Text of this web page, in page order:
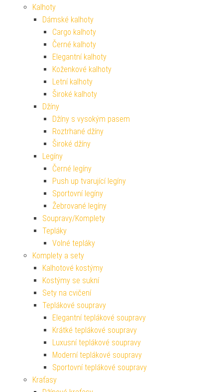
Kalhoty
Dámské kalhoty
Cargo kalhoty
Černé kalhoty
Elegantní kalhoty
Koženkové kalhoty
Letní kalhoty
Široké kalhoty
Džíny
Džíny s vysokým pasem
Roztrhané džíny
Široké džíny
Legíny
Černé legíny
Push up tvarující legíny
Sportovní legíny
Žebrované legíny
Soupravy/Komplety
Tepláky
Volné tepláky
Komplety a sety
Kalhotové kostýmy
Kostýmy se sukní
Sety na cvičení
Teplákové soupravy
Elegantní teplákové soupravy
Krátké teplákové soupravy
Luxusní teplákové soupravy
Moderní teplákové soupravy
Sportovní teplákové soupravy
Kraťasy